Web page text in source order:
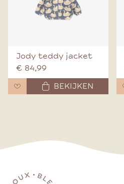
Jody teddy jacket
€ 84,99
BEKIJKEN